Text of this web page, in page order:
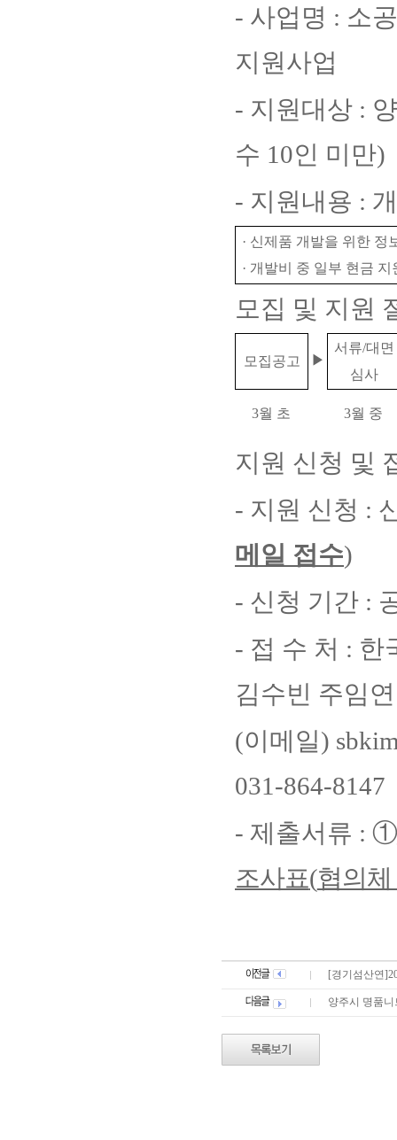
- 사업명 : 소
지원사업
- 지원대상 :
수 10인 미만)
- 지원내용 :
· 신제품 개발을 위한 정
· 개발비 중 일부 현금 지
모집 및 지원
모집공고 ▶
서류/대면
심사
3월 초 3월 중
지원 신청 및
- 지원 신청 :
메일 접수)
- 신청 기간 :
- 접 수 처 : 한
김수빈 주임
(이메일)
031-864-8147
- 제출서류 : ①
조사표(협의체
[경기섬산연
양주시 명품